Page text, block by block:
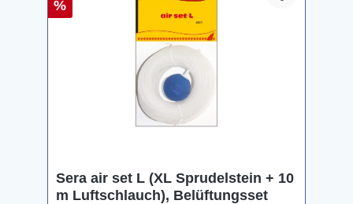
%
Sera air set L (XL Sprudelstein + 10
m Luftschlauch), Belüftungsset